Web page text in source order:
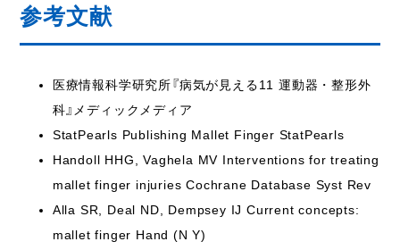
参考文献
医療情報科学研究所『病気が見える11 運動器・整形外
科』メディックメディア
StatPearls Publishing Mallet Finger StatPearls
Handoll HHG, Vaghela MV Interventions for treating
mallet finger injuries Cochrane Database Syst Rev
Alla SR, Deal ND, Dempsey IJ Current concepts:
mallet finger Hand (N Y)